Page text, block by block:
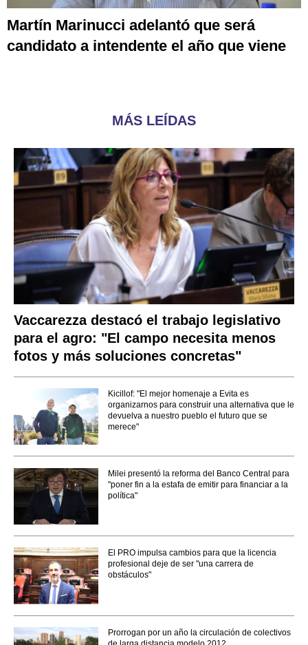
Martín Marinucci adelantó que será
candidato a intendente el año que viene
MÁS LEÍDAS
Vaccarezza destacó el trabajo legislativo
para el agro: "El campo necesita menos
fotos y más soluciones concretas"
Kicillof: "El mejor homenaje a Evita es
organizarnos para construir una alternativa que le
devuelva a nuestro pueblo el futuro que se
merece"
Milei presentó la reforma del Banco Central para
"poner fin a la estafa de emitir para financiar a la
política"
El PRO impulsa cambios para que la licencia
profesional deje de ser "una carrera de
obstáculos"
Prorrogan por un año la circulación de colectivos